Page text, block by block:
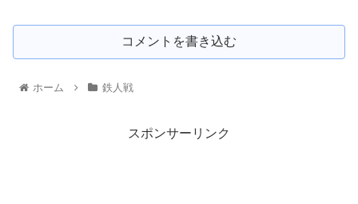
コメントを書き込む
ホーム 鉄人戦
スポンサーリンク